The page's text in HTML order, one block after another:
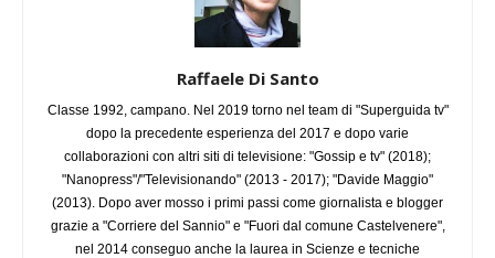
Raffaele Di Santo
Classe 1992, campano. Nel 2019 torno nel team di "Superguida tv"
dopo la precedente esperienza del 2017 e dopo varie
collaborazioni con altri siti di televisione: "Gossip e tv" (2018);
"Nanopress"/"Televisionando" (2013 - 2017); "Davide Maggio"
(2013). Dopo aver mosso i primi passi come giornalista e blogger
grazie a "Corriere del Sannio" e "Fuori dal comune Castelvenere",
nel 2014 conseguo anche la laurea in Scienze e tecniche